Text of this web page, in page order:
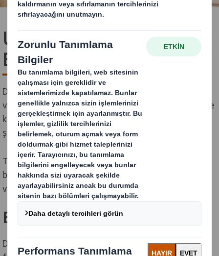
Uçtan Uca POS Sürecinizi
Basitleştirin
DS Smith'te pazarlarınızı ve Uçtan Uca süreci anlıyoruz
ve varlıkları birden fazla marka, pazar ve perakendecide
kullanılabilecekleri şekilde daha verimli ve tutarlı bir
şekilde tasarlıyoruz.
Tedarik zinciri ortaklarıyla işbirlikçi bir yaklaşım
benimseyerek, mağaza içindeki konumunuzdan ödün
vermeden pazara sunma hızınızı artırıyoruz.
Eksiksiz POS hizmeti
DS Smith'te biz tasarımcılar ve üreticilerden çok daha